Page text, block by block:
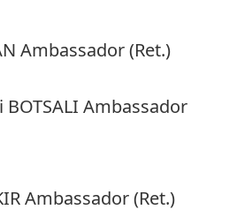
Ambassador (Ret.)
BOTSALI Ambassador
Ambassador (Ret.)